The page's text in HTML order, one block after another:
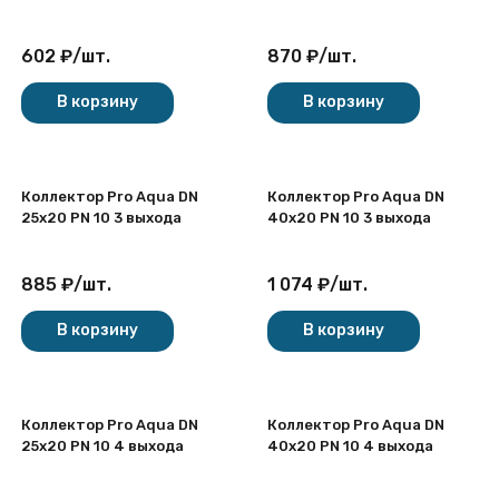
602 ₽/шт.
В корзину
870 ₽/шт.
В корзину
Коллектор Pro Aqua DN
25х20 PN 10 3 выхода
885 ₽/шт.
В корзину
Коллектор Pro Aqua DN
40х20 PN 10 3 выхода
1 074 ₽/шт.
В корзину
Коллектор Pro Aqua DN
25х20 PN 10 4 выхода
Коллектор Pro Aqua DN
40х20 PN 10 4 выхода